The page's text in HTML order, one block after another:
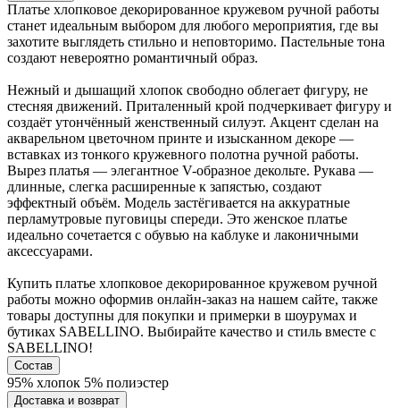
Платье хлопковое декорированное кружевом ручной работы
станет идеальным выбором для любого мероприятия, где вы
захотите выглядеть стильно и неповторимо. Пастельные тона
создают невероятно романтичный образ.
Нежный и дышащий хлопок свободно облегает фигуру, не
стесняя движений. Приталенный крой подчеркивает фигуру и
создаёт утончённый женственный силуэт. Акцент сделан на
акварельном цветочном принте и изысканном декоре —
вставках из тонкого кружевного полотна ручной работы.
Вырез платья — элегантное V-образное декольте. Рукава —
длинные, слегка расширенные к запястью, создают
эффектный объём. Модель застёгивается на аккуратные
перламутровые пуговицы спереди. Это женское платье
идеально сочетается с обувью на каблуке и лаконичными
аксессуарами.
Купить платье хлопковое декорированное кружевом ручной
работы можно оформив онлайн-заказ на нашем сайте, также
товары доступны для покупки и примерки в шоурумах и
бутиках SABELLINO. Выбирайте качество и стиль вместе с
SABELLINO!
Состав
95% хлопок 5% полиэстер
Доставка и возврат